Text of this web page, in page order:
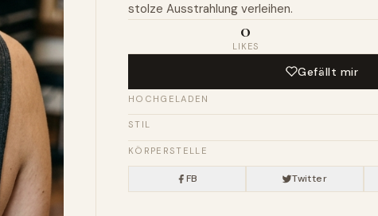
stolze Ausstrahlung verleihen.
0
LIKES
Gefällt mir
HOCHGELADEN
STIL
KÖRPERSTELLE
FB Twitter